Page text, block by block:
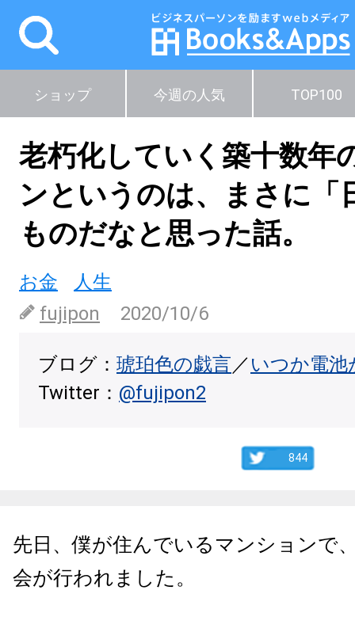
ショップ 今週の人気 TOP100
老朽化していく築十数年
ンというのは、まさに「
ものだなと思った話。
お金
人生
fujipon
2020/10/6
ブログ： 琥珀色の戯言／いつか電
Twitter： @fujipon2
844
先日、僕が住んでいるマンションで
会が行われました。